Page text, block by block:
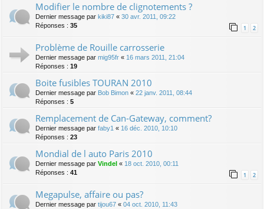
Modifier le nombre de clignotements ?
Dernier message par kiki87 « 30 avr. 2011, 09:22
Réponses : 35 1 2
Problème de Rouille carrosserie
Dernier message par mig95fr « 16 mars 2011, 21:04
Réponses : 19
Boite fusibles TOURAN 2010
Dernier message par Bob Bimon « 22 janv. 2011, 08:44
Réponses : 5
Remplacement de Can-Gateway, comment?
Dernier message par faby1 « 16 déc. 2010, 10:10
Réponses : 23
Mondial de l auto Paris 2010
Dernier message par Vindel « 18 oct. 2010, 00:11
Réponses : 41 1 2
Megapulse, affaire ou pas?
Dernier message par tijou67 « 04 oct. 2010, 11:43